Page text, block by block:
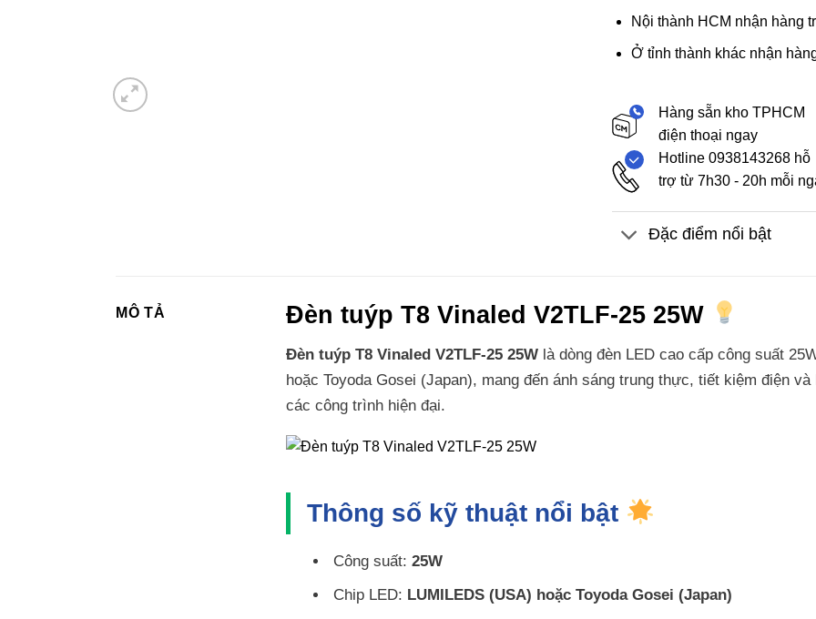
Nội thành HCM nhận hàng
Ở tỉnh thành khác nhận
Hàng sẵn kho TPHCM
điện thoại ngay
Hotline 0938143268 hỗ
trợ từ 7h30 - 20h mỗi
Đặc điểm nổi bật
MÔ TẢ Đèn tuýp T8 Vinaled V2TLF-25 25W
Đèn tuýp T8 Vinaled V2TLF-25 25Wlà dòng đèn LED cao cấp công suất
hoặc Toyoda Gosei (Japan), mang đến ánh sáng trung thực, tiết kiệm điện
các công trình hiện đại.
Thông số kỹ thuật nổi bật
Công suất: 25W
Chip LED: LUMILEDS (USA) hoặc Toyoda Gosei (Japan)